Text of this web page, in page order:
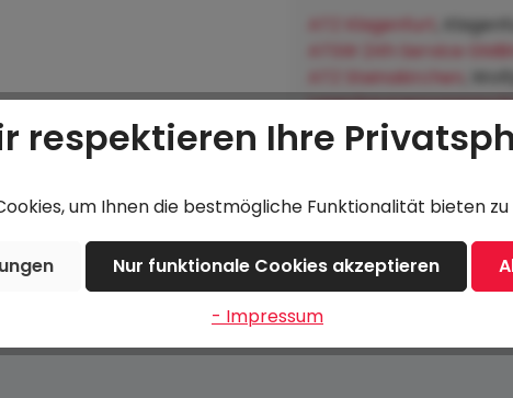
ATZ Klagenfurt ,
ATSW 24h Service GMBH
ATZ Steinakirchen
,
Hofkirchen an der
Beschreibung Bewertungen
15
respektieren Ihre
um Ihnen die bestmögliche Funktionalität bieten zu
Nur funktionale Cookies akzeptieren
- Impressum